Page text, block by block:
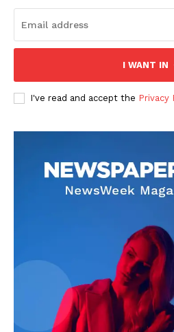
I WANT IN
I've read and accept the Privacy